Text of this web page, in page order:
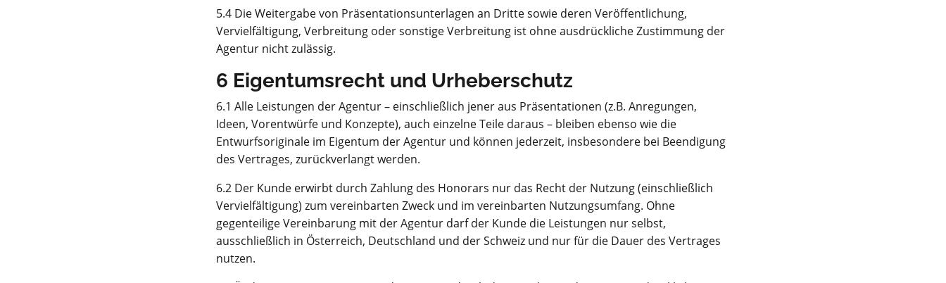
5.4 Die Weitergabe von Präsentationsunterlagen an Dritte sowie deren Veröffentlichung,
Vervielfältigung, Verbreitung oder sonstige Verbreitung ist ohne ausdrückliche Zustimmung der
Agentur nicht zulässig.
6 Eigentumsrecht und Urheberschutz
6.1 Alle Leistungen der Agentur – einschließlich jener aus Präsentationen (z.B. Anregungen,
Ideen, Vorentwürfe und Konzepte), auch einzelne Teile daraus – bleiben ebenso wie die
Entwurfsoriginale im Eigentum der Agentur und können jederzeit, insbesondere bei Beendigung
des Vertrages, zurückverlangt werden.
6.2 Der Kunde erwirbt durch Zahlung des Honorars nur das Recht der Nutzung (einschließlich
Vervielfältigung) zum vereinbarten Zweck und im vereinbarten Nutzungsumfang. Ohne
gegenteilige Vereinbarung mit der Agentur darf der Kunde die Leistungen nur selbst,
ausschließlich in Österreich, Deutschland und der Schweiz und nur für die Dauer des Vertrages
nutzen.